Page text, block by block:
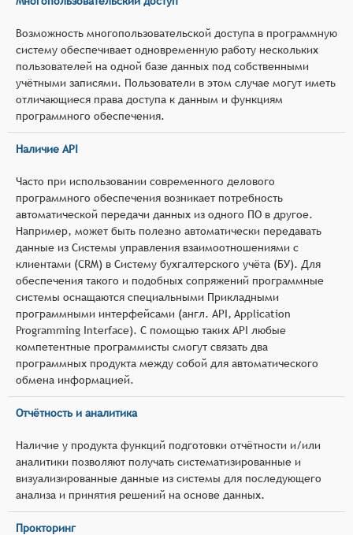
Возможность многопользовательской доступа в программную
систему обеспечивает одновременную работу нескольких
пользователей на одной базе данных под собственными
учётными записями. Пользователи в этом случае могут иметь
отличающиеся права доступа к данным и функциям
программного обеспечения.
Наличие API
Часто при использовании современного делового
программного обеспечения возникает потребность
автоматической передачи данных из одного ПО в другое.
Например, может быть полезно автоматически передавать
данные из Системы управления взаимоотношениями с
клиентами (CRM) в Систему бухгалтерского учёта (БУ). Для
обеспечения такого и подобных сопряжений программные
системы оснащаются специальными Прикладными
программными интерфейсами (англ. API, Application
Programming Interface). С помощью таких API любые
компетентные программисты смогут связать два
программных продукта между собой для автоматического
обмена информацией.
Отчётность и аналитика
Наличие у продукта функций подготовки отчётности и/или
аналитики позволяют получать систематизированные и
визуализированные данные из системы для последующего
анализа и принятия решений на основе данных.
Прокторинг